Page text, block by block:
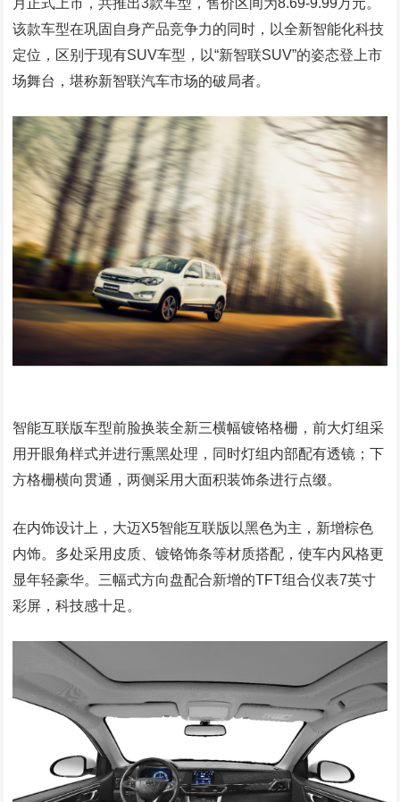
月正式上市，共推出3款车型，售价区间为8.69-9.99万元。
该款车型在巩固自身产品竞争力的同时，以全新智能化科技
定位，区别于现有SUV车型，以“新智联SUV”的姿态登上市
场舞台，堪称新智联汽车市场的破局者。
智能互联版车型前脸换装全新三横幅镀铬格栅，前大灯组采
用开眼角样式并进行熏黑处理，同时灯组内部配有透镜；下
方格栅横向贯通，两侧采用大面积装饰条进行点缀。
在内饰设计上，大迈X5智能互联版以黑色为主，新增棕色
内饰。多处采用皮质、镀铬饰条等材质搭配，使车内风格更
显年轻豪华。三幅式方向盘配合新增的TFT组合仪表7英寸
彩屏，科技感十足。